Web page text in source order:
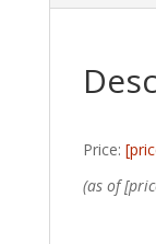
Price:
(as of